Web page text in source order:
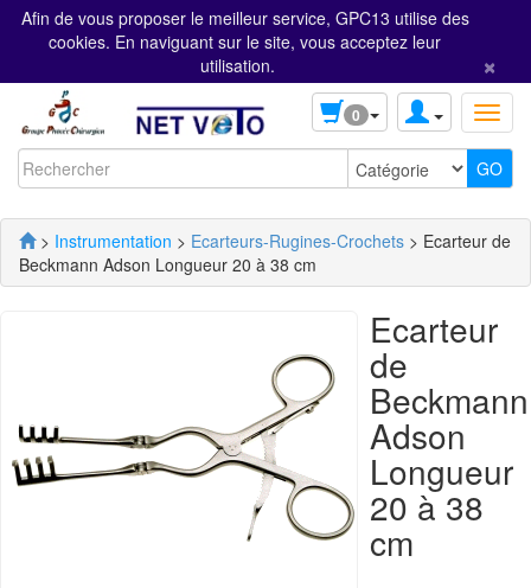
Afin de vous proposer le meilleur service, GPC13 utilise des
cookies. En naviguant sur le site, vous acceptez leur
utilisation.
×
0
> Instrumentation > Ecarteurs-Rugines-Crochets > Ecarteur de
Beckmann Adson Longueur 20 à 38 cm
Ecarteur
de
Beckmann
Adson
Longueur
20 à 38
cm